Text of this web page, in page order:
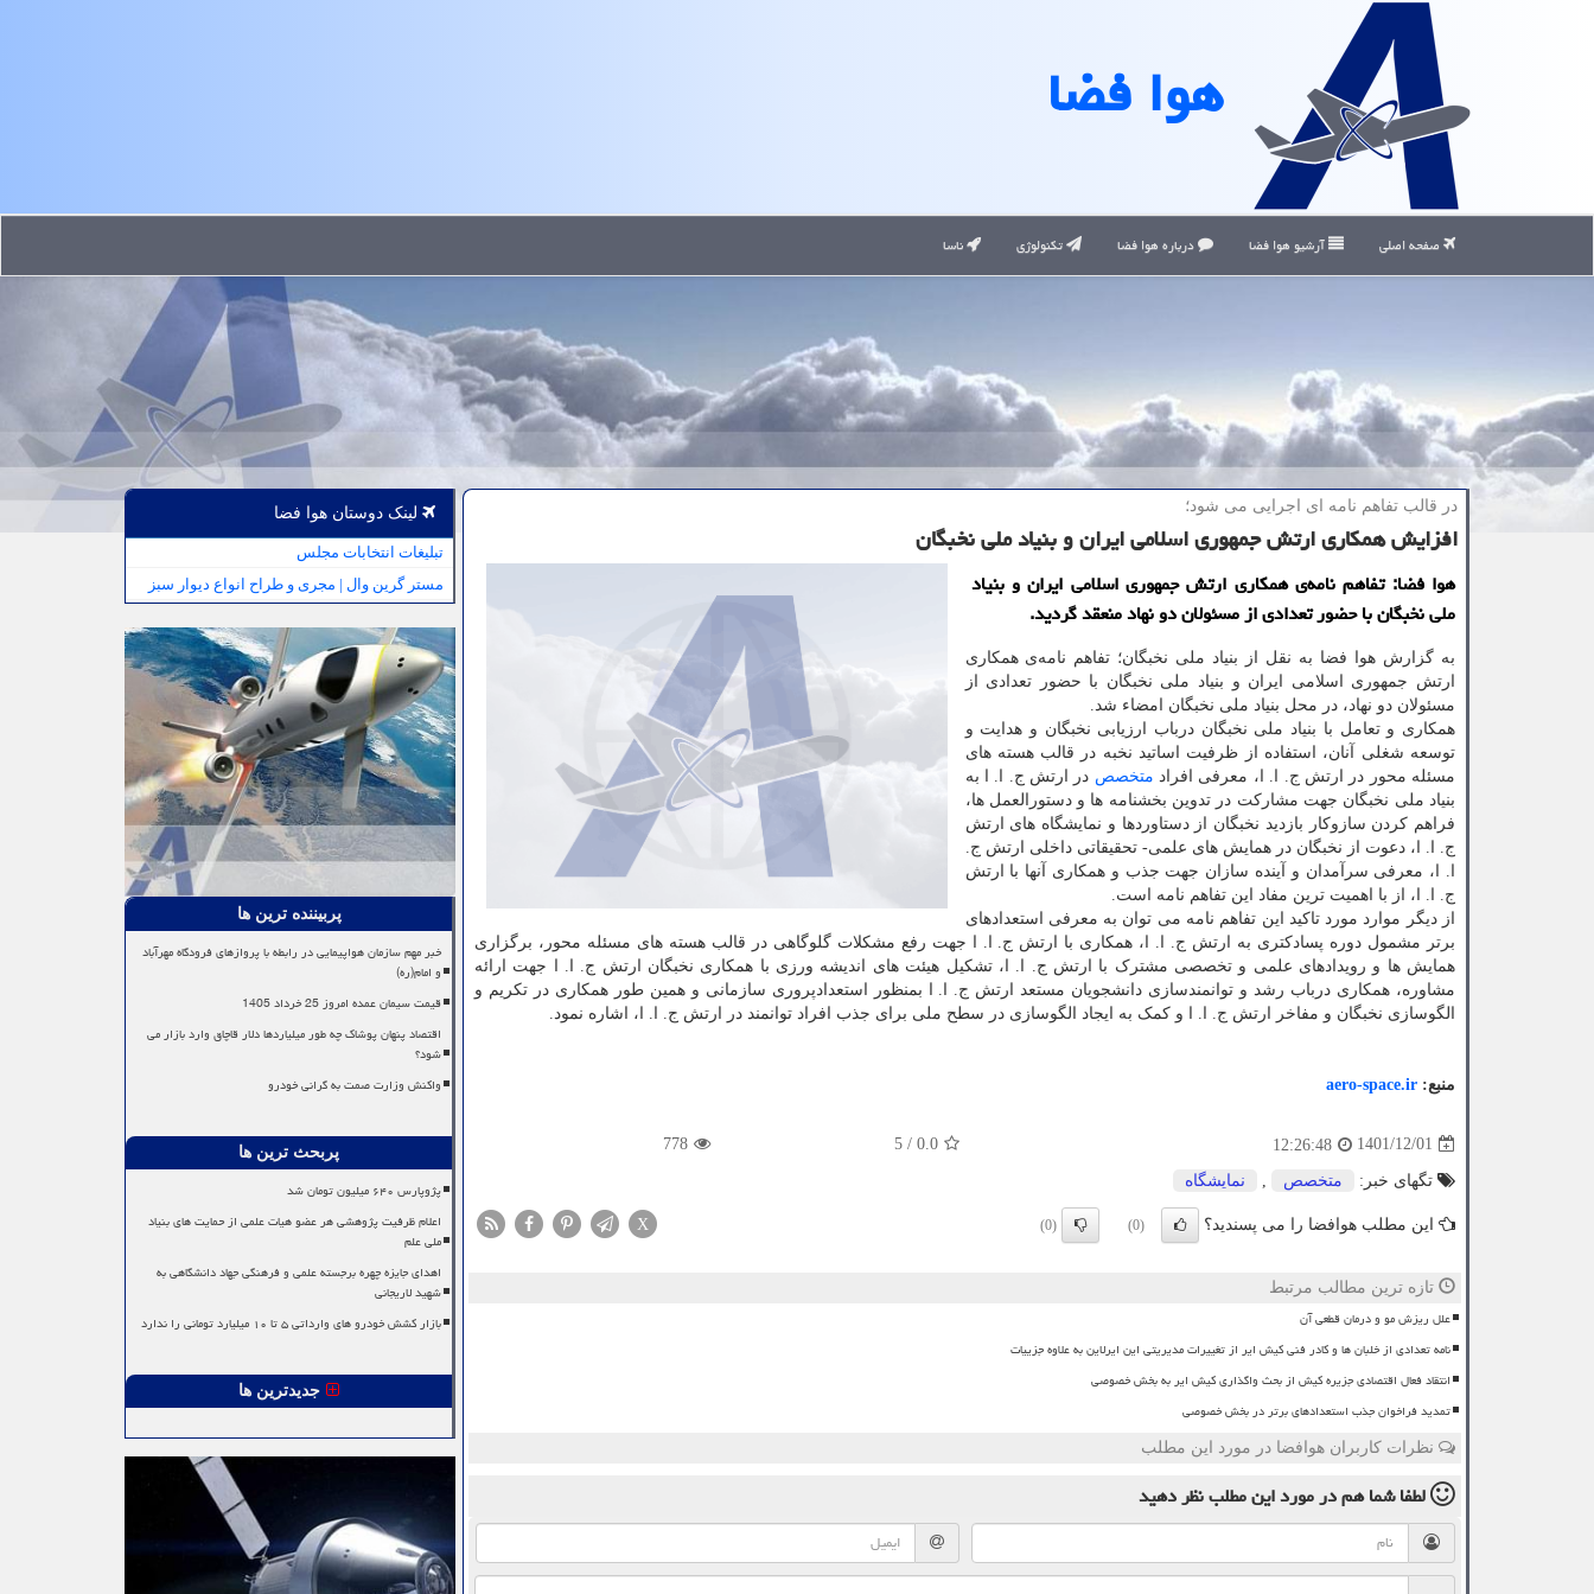
هوا فضا
صفحه اصلی آرشیو هوا فضا درباره هوا فضا تکنولوژی ناسا
در قالب تفاهم نامه ای اجرایی می شود؛
افزایش همکاری ارتش جمهوری اسلامی ایران و بنیاد ملی نخبگان
هوا فضا: تفاهم نامه‌ی همکاری ارتش جمهوری اسلامی ایران و بنیاد
ملی نخبگان با حضور تعدادی از مسئولان دو نهاد منعقد گردید.
به گزارش هوا فضا به نقل از بنیاد ملی نخبگان؛ تفاهم نامه‌ی همکاری
ارتش جمهوری اسلامی ایران و بنیاد ملی نخبگان با حضور تعدادی از
مسئولان دو نهاد، در محل بنیاد ملی نخبگان امضاء شد.
همکاری و تعامل با بنیاد ملی نخبگان درباب ارزیابی نخبگان و هدایت و
توسعه شغلی آنان، استفاده از ظرفیت اساتید نخبه در قالب هسته های
مسئله محور در ارتش ج. ا. ا، معرفی افراد متخصص در ارتش ج. ا. ا به
بنیاد ملی نخبگان جهت مشارکت در تدوین بخشنامه ها و دستورالعمل ها،
فراهم کردن سازوکار بازدید نخبگان از دستاوردها و نمایشگاه های ارتش
ج. ا. ا، دعوت از نخبگان در همایش های علمی- تحقیقاتی داخلی ارتش ج.
ا. ا، معرفی سرآمدان و آینده سازان جهت جذب و همکاری آنها با ارتش
ج. ا. ا، از با اهمیت ترین مفاد این تفاهم نامه است.
از دیگر موارد مورد تاکید این تفاهم نامه می توان به معرفی استعدادهای
برتر مشمول دوره پسادکتری به ارتش ج. ا. ا، همکاری با ارتش ج. ا. ا جهت رفع مشکلات گلوگاهی در قالب هسته های مسئله محور، برگزاری
همایش ها و رویدادهای علمی و تخصصی مشترک با ارتش ج. ا. ا، تشکیل هیئت های اندیشه ورزی با همکاری نخبگان ارتش ج. ا. ا جهت ارائه
مشاوره، همکاری درباب رشد و توانمندسازی دانشجویان مستعد ارتش ج. ا. ا بمنظور استعدادپروری سازمانی و همین طور همکاری در تکریم و
الگوسازی نخبگان و مفاخر ارتش ج. ا. ا و کمک به ایجاد الگوسازی در سطح ملی برای جذب افراد توانمند در ارتش ج. ا. ا، اشاره نمود.
منبع: aero-space.ir
1401/12/01
12:26:48
0.0
/
5
778
تگهای خبر: متخصص نمایشگاه
این مطلب هوافضا را می پسندید؟ (0)
(0)
X
تازه ترین مطالب مرتبط
علل ریزش مو و درمان قطعی آن
نامه تعدادی از خلبان ها و کادر فنی کیش ایر از تغییرات مدیریتی این ایرلاین به علاوه جزییات
انتقاد فعال اقتصادی جزیره کیش از بحث واگذاری کیش ایر به بخش خصوصی
تمدید فراخوان جذب استعدادهای برتر در بخش خصوصی
نظرات کاربران هوافضا در مورد این مطلب
لطفا شما همدر مورد این مطلبنظر دهید
لینک دوستان هوا فضا
تبلیغات انتخابات مجلس
مستر گرین وال | مجری و طراح انواع دیوار سبز
پربیننده ترین ها
خبر مهم سازمان هواپیمایی در رابطه با پروازهای فرودگاه مهرآباد
و امام(ره)
قیمت سیمان عمده امروز 25 خرداد 1405
اقتصاد پنهان پوشاک چه طور میلیاردها دلار قاچاق وارد بازار می
شود؟
واکنش وزارت صمت به گرانی خودرو
پربحث ترین ها
پژوپارس ۶۴۰ میلیون تومان شد
اعلام ظرفیت پژوهشی هر عضو هیات علمی از حمایت های بنیاد
ملی علم
اهدای جایزه چهره برجسته علمی و فرهنگی جهاد دانشگاهی به
شهید لاریجانی
بازار کشش خودرو های وارداتی ۵ تا ۱۰ میلیارد تومانی را ندارد
جدیدترین ها